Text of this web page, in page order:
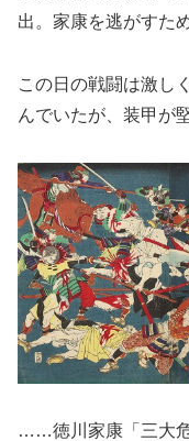
出。家康を逃がすた
この日の戦闘は激し
んでいたが、装甲が
……徳川家康「三大